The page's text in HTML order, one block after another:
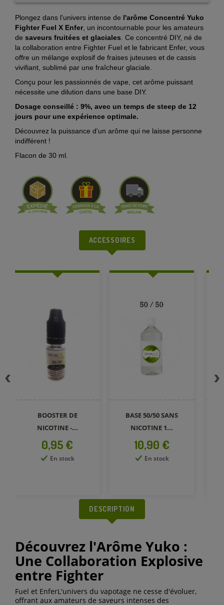
Plongez dans l'univers intense de l'arôme Concentré Yuko
Fighter Fuel X Enfer, un incontournable pour les amateurs
de saveurs fruitées et glaciales . Ce concentré DIY, né de
la collaboration entre Fighter Fuel et le fabricant Enfer, vous
offre un mélange explosif de fraises juteuses et de cassis
vivifiant, sublimé par une fraîcheur glaciale.
Conçu pour les passionnés de vape, cet arôme puissant
nécessite une dilution dans une base DIY.
Dosage conseillé : 9%, avec un temps de steep de 12
jours pour une expérience optimale.
Découvrez la puissance d'un arôme qui ne laisse personne
indifférent !
Flacon de 30 ml.
ACCESSOIRES
BOOSTER DE
NICOTINE -...
Prix
0,95 €
En stock
BASE 50/50 SANS
NICOTINE 1...
Prix
10,90 €
En stock
DESCRIPTION
Découvrez l'Arôme Yuko :
Une Collaboration Explosive
entre Fighter
Fuel et EnferL'univers du vapotage ne cesse d'évoluer,
offrant aux amateurs de saveurs intenses des